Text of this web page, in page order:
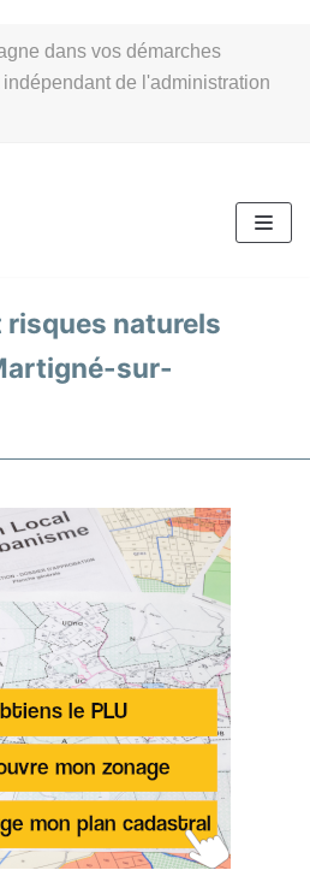
dans vos démarches
de l'administration
risques naturels
sur-